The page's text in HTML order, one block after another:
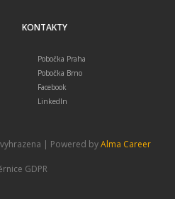
KONTAKTY
Pobočka Praha
Pobočka Brno
Facebook
LinkedIn
| Powered byAlma Career
GDPR